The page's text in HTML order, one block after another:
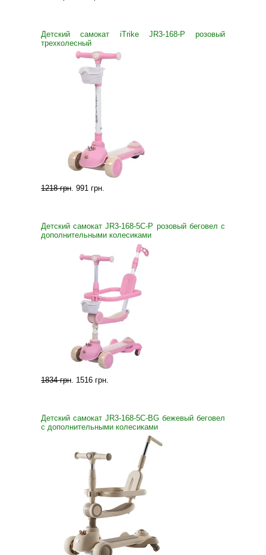
Детский самокат iTrike JR3-168-P розовый
трехколесный
1218 грн. 991 грн.
Детский самокат JR3-168-5С-P розовый беговел с
дополнительными колесиками
1834 грн. 1516 грн.
Детский самокат JR3-168-5С-BG бежевый беговел
с дополнительными колесиками